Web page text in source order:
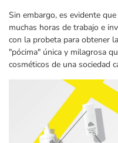
Sin embargo, es evidente
muchas horas de trabajo e
con la probeta para obtener
"pócima" única y milagrosa
cosméticos de una sociedad